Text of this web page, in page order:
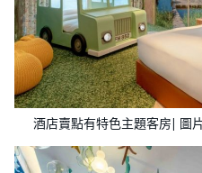
酒店賣點有特色主題客房|